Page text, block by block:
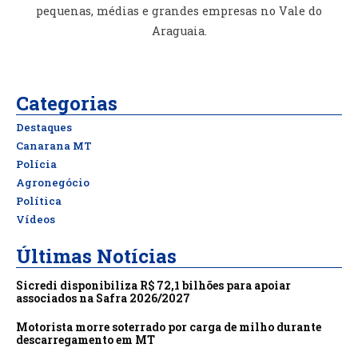
pequenas, médias e grandes empresas no Vale do
Araguaia.
Categorias
Destaques
Canarana MT
Polícia
Agronegócio
Política
Vídeos
Últimas Notícias
Sicredi disponibiliza R$ 72,1 bilhões para apoiar
associados na Safra 2026/2027
Motorista morre soterrado por carga de milho durante
descarregamento em MT